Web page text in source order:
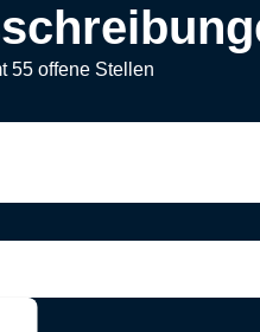
55 offene Stellen